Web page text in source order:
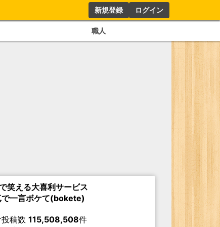
新規登録 ログイン
職人
笑える大喜利サービス
で一言ボケて(bokete)
稿数 115,508,508件